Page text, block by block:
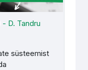
D. Tandru
süsteemist